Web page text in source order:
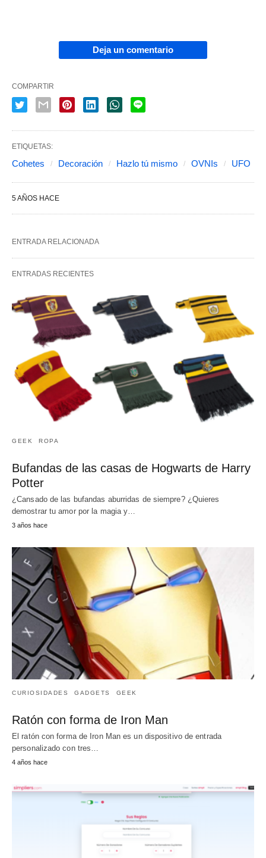
Deja un comentario
COMPARTIR
ETIQUETAS:
Cohetes Decoración Hazlo tú mismo OVNIs UFO
5 AÑOS HACE
ENTRADA RELACIONADA
ENTRADAS RECIENTES
GEEK ROPA
Bufandas de las casas de Hogwarts de Harry
Potter
¿Cansado de las bufandas aburridas de siempre? ¿Quieres
demostrar tu amor por la magia y…
3 años hace
CURIOSIDADES GADGETS GEEK
Ratón con forma de Iron Man
El ratón con forma de Iron Man es un dispositivo de entrada
personalizado con tres…
4 años hace